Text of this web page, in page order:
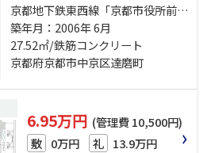
京都地下鉄東西線「京都市役所前」
駅 徒歩5分 京都市営烏丸線「丸太
町」駅 徒歩11分 京阪本線「三条」
駅 徒歩12分
築年月：2006年 6月
27.52㎡/鉄筋コンクリート
京都府京都市中京区達磨町
6.95万円 (管理費 10,500円)
敷 0万円 礼 13.9万円